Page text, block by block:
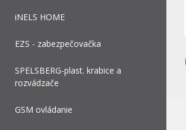
iNELS HOME
EZS - zabezpečovačka
SPELSBERG-plast. krabice a
rozvádzače
GSM ovládanie